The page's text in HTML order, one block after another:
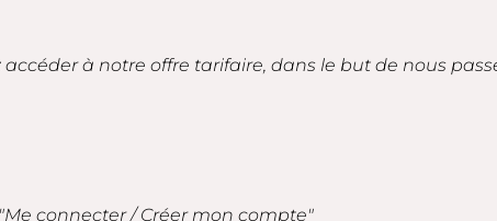
accéder à notre offre tarifaire, dans le but de nous
connecter / Créer mon compte"